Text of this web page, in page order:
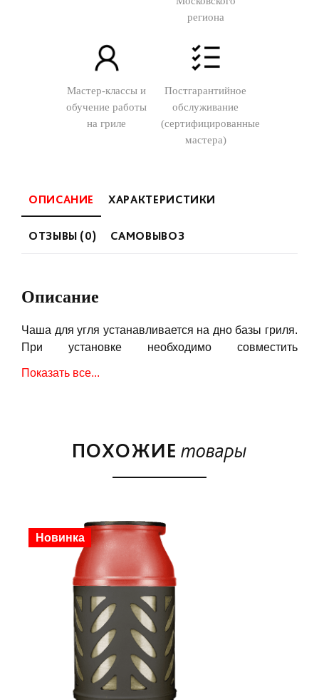
региона
Мастер-классы и
обучение работы
на гриле
Постгарантийное
обслуживание
(сертифицированные
мастера)
ОПИСАНИЕ ХАРАКТЕРИСТИКИ
ОТЗЫВЫ (0) САМОВЫВОЗ
Описание
Чаша для угля устанавливается на дно базы гриля.
При установке необходимо совместить
Предназначена для гриля модели Large.
Показать все...
ПОХОЖИЕ товары
Новинка